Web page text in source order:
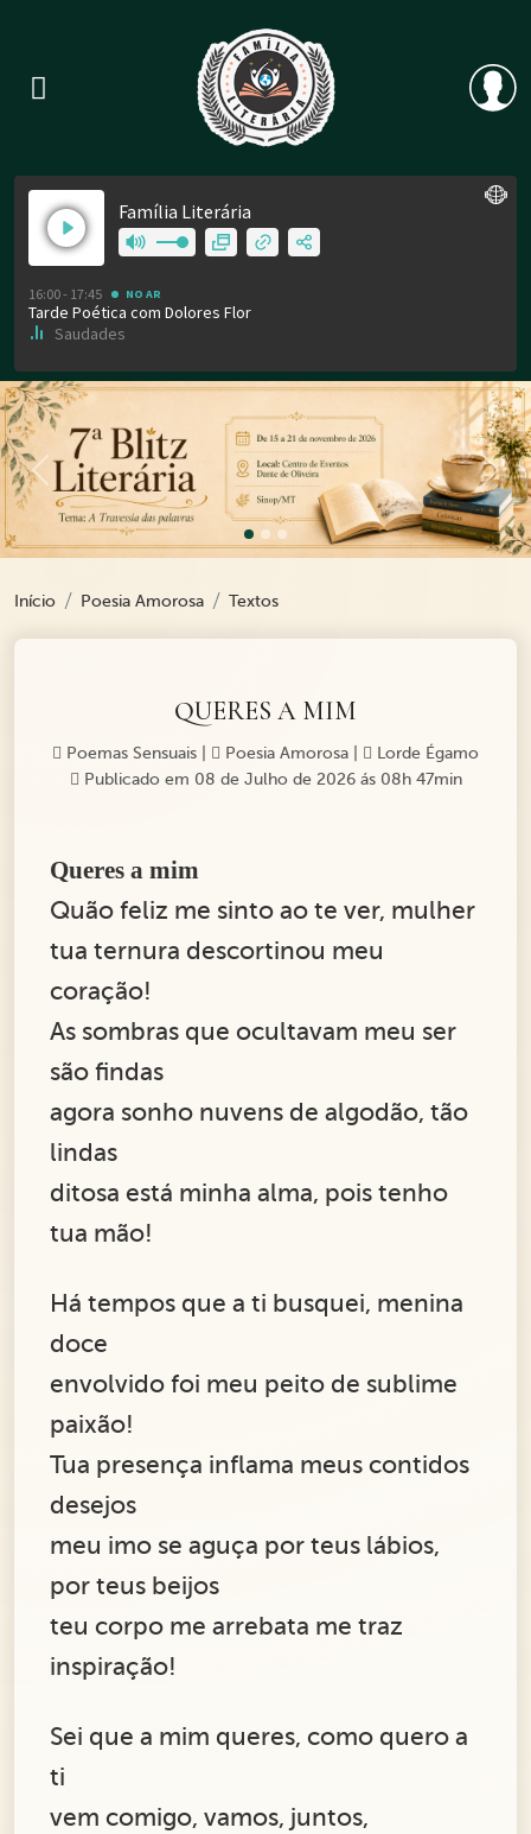
Previous
Início Poesia Amorosa Textos
QUERES A MIM
Poemas Sensuais Poesia Amorosa
Lorde Égamo
Publicado em 08 de Julho de 2026 ás 08h 47min
Queres a mim
Quão feliz me sinto ao te ver, mulher
tua ternura descortinou meu
coração!
As sombras que ocultavam meu ser
são findas
agora sonho nuvens de algodão, tão
lindas
ditosa está minha alma, pois tenho
tua mão!
Há tempos que a ti busquei, menina
doce
envolvido foi meu peito de sublime
paixão!
Tua presença inflama meus contidos
desejos
meu imo se aguça por teus lábios,
por teus beijos
teu corpo me arrebata me traz
inspiração!
Sei que a mim queres, como quero a
ti
vem comigo, vamos, juntos,